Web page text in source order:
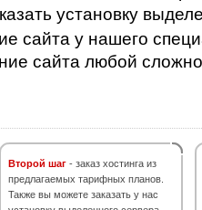
установку
сайта у нашего
сайта любой
Второй шаг - заказ хостинга из
предлагаемых тарифных планов.
Также вы можете заказать у нас